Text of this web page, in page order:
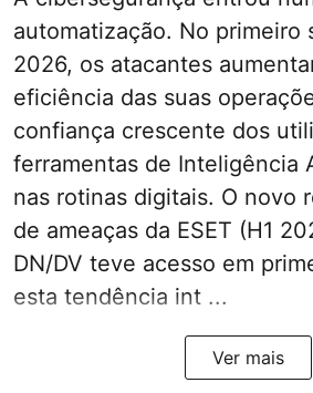
automatização. No primeiro
2026, os atacantes
eficiência das suas
confiança crescente dos
ferramentas de Inteligência
nas rotinas digitais. O novo
de ameaças da ESET (H1
DN/DV teve acesso em
esta tendência int ...
Ver mais